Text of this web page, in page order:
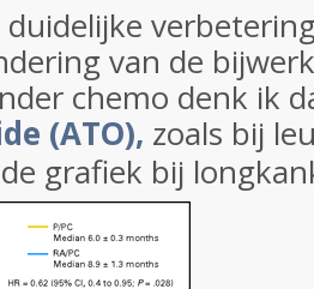
van de
chemo denk ik
(ATO), zoals bij
grafiek bij